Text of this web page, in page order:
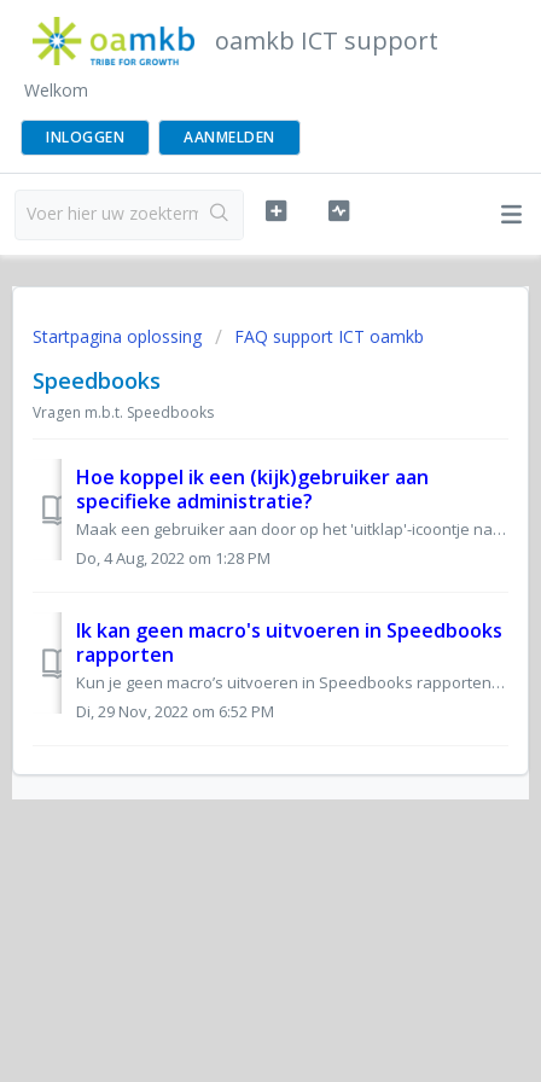
oamkb ICT support
Welkom
INLOGGEN AANMELDEN
Startpagina oplossing FAQ support ICT oamkb
Speedbooks
Vragen m.b.t. Speedbooks
Hoe koppel ik een (kijk)gebruiker aan
specifieke administratie?
Maak een gebruiker aan door op het 'uitklap'-icoontje naast de licentienaam te klikken en selecteer vervolgens Accounts. Selecteer na het i...
Do, 4 Aug, 2022 om 1:28 PM
Ik kan geen macro's uitvoeren in Speedbooks
rapporten
Kun je geen macro’s uitvoeren in Speedbooks rapporten? Pas dit dan eenvoudig aan. Als je een rapportage download vanuit Speedbooks Online, dan hoort deze t...
Di, 29 Nov, 2022 om 6:52 PM